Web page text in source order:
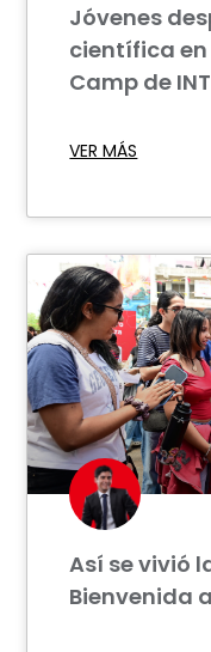
Jóvenes
científica en
Camp de
VER MÁS
Así se vivió
Bienvenida